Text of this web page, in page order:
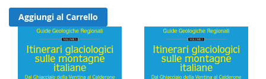
Aggiungi al Carrello